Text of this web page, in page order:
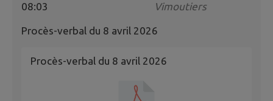
08:03
Vimoutiers
Procès-verbal du 8 avril 2026
Procès-verbal du 8 avril 2026